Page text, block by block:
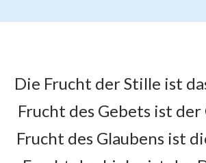
22. April 2018
Als Patronat für die neue
Chemnitzer die Hl. Mutter
Die Frucht der Stille ist
Frucht des Gebets ist der
Frucht des Glaubens ist